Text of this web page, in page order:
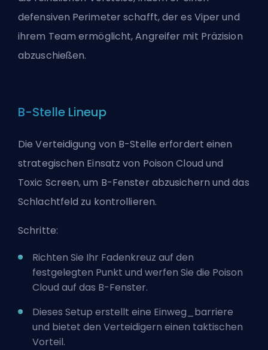
defensiven Perimeter schafft, der es Viper und
ihrem Team ermöglicht, Angreifer mit Präzision
abzuschießen.
B-Stelle Lineup
Die Verteidigung von B-Stelle erfordert einen
strategischen Einsatz von Poison Cloud und
Toxic Screen, um B-Fenster abzusichern und das
Schlachtfeld zu kontrollieren.
Schritte:
Richten Sie Ihr Fadenkreuz auf den
festgelegten Punkt und werfen Sie die Poison
Cloud auf das B-Fenster.
Dieses Setup erstellt eine Einweg_barriere
und bietet den Verteidigern einen taktischen
Vorteil.